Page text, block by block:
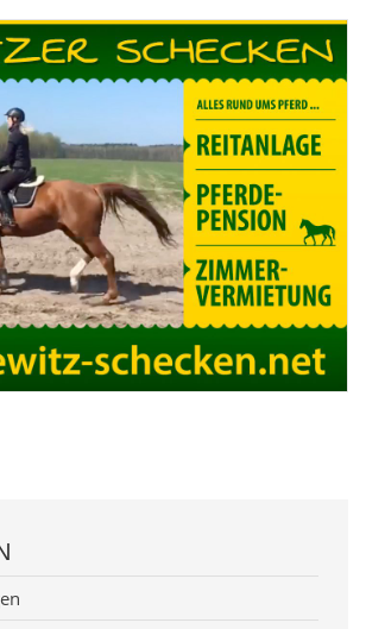
„Alte Büdnerei“
„Reitanlage“
Juni 2017